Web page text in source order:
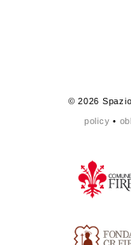
© 2026
policy •